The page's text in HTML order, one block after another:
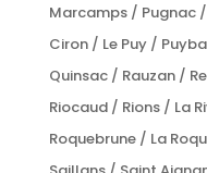
Marcamps / Pugnac
Ciron / Le Puy /
Quinsac / Rauzan /
Riocaud / Rions / La
Roquebrune / La